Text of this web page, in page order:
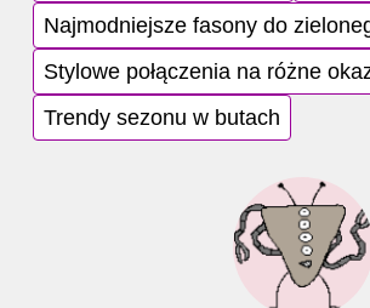
Najmodniejsze fasony do
Stylowe połączenia na różne
Trendy sezonu w butach